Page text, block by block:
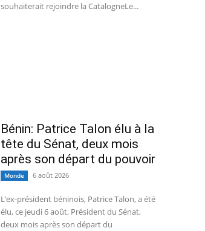
souhaiterait rejoindre la CatalogneLe...
Bénin: Patrice Talon élu à la
tête du Sénat, deux mois
après son départ du pouvoir
Monde 6 août 2026
L’ex-président béninois, Patrice Talon, a été
élu, ce jeudi 6 août, Président du Sénat,
deux mois après son départ du